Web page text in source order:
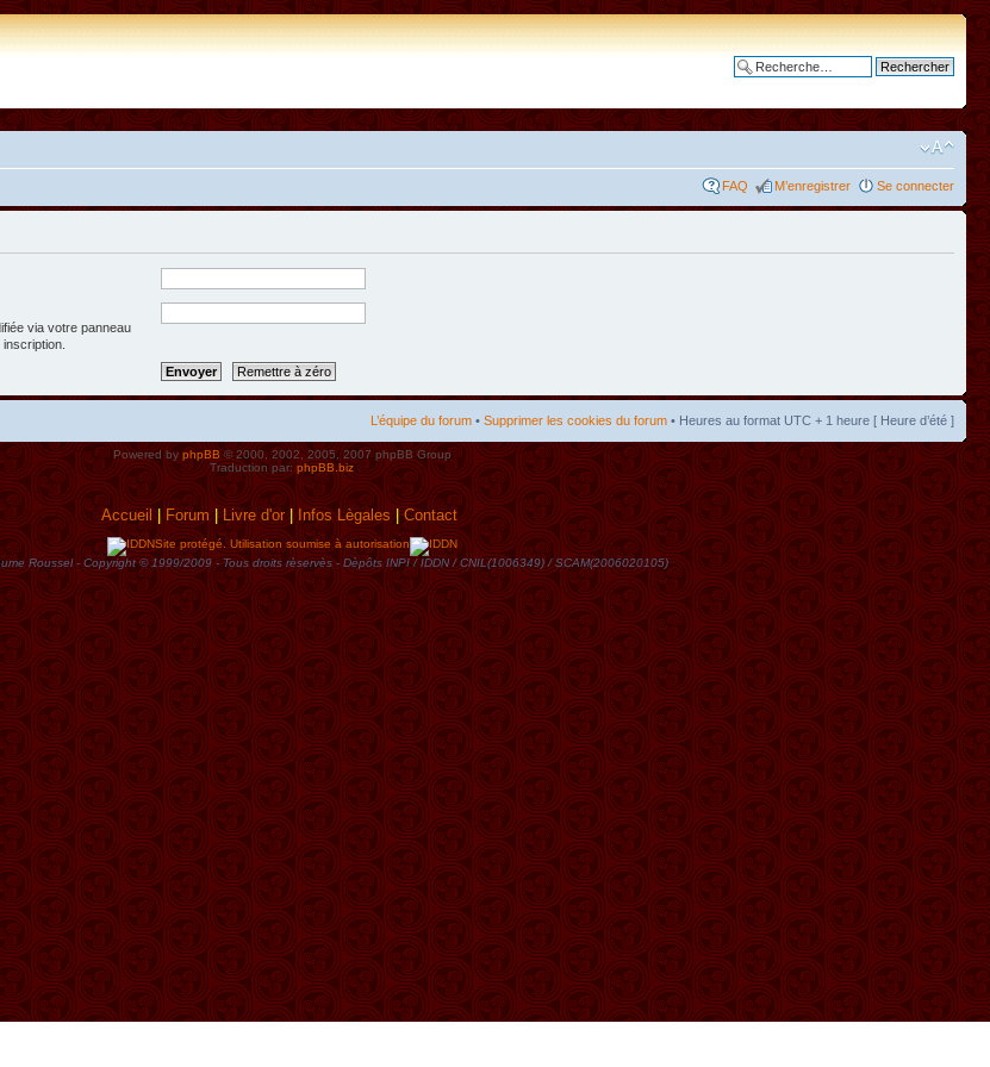
FAQ M’enregistrer Se connecter
via votre panneau
L’équipe du forum • Supprimer les cookies du forum • Heures au format UTC + 1 heure [ Heure d’été ]
Powered byphpBB© 2000, 2002, 2005, 2007 phpBB Group
Traduction par:phpBB.biz
Accueil| Forum|Livre d'or|Infos Lègales|Contact
Site protégé. Utilisation soumise à autorisation
Roussel - Copyright © 1999/2009 - Tous droits rèservès - Dèpôts INPI / IDDN / CNIL(1006349) / SCAM(2006020105)